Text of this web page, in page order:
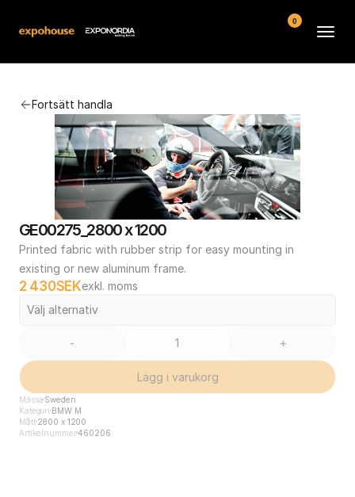
Fortsätt handla
GE00275_2800 x 1200
Printed fabric with rubber strip for easy mounting in
existing or new aluminum frame.
2 430SEKexkl. moms
Välj alternativ
- +
Lägg i varukorg
Mässa Sweden
Kategori BMW M
Mått2800 x 1200
Artikelnummer460206
Kontakt
Köpvillkor
0